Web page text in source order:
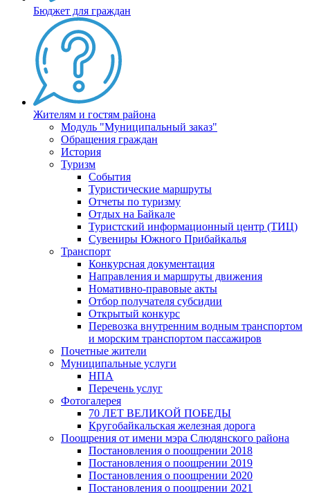
Бюджет для граждан
Жителям и гостям района
Модуль "Муниципальный заказ"
Обращения граждан
История
Туризм
События
Туристические маршруты
Отчеты по туризму
Отдых на Байкале
Туристский информационный центр (ТИЦ)
Сувениры Южного Прибайкалья
Транспорт
Конкурсная документация
Направления и маршруты движения
Номативно-правовые акты
Отбор получателя субсидии
Открытый конкурс
Перевозка внутренним водным транспортом
и морским транспортом пассажиров
Почетные жители
Муниципальные услуги
НПА
Перечень услуг
Фотогалерея
70 ЛЕТ ВЕЛИКОЙ ПОБЕДЫ
Кругобайкальская железная дорога
Поощрения от имени мэра Слюдянского района
Постановления о поощрении 2018
Постановления о поощрении 2019
Постановления о поощрении 2020
Постановления о поощрении 2021